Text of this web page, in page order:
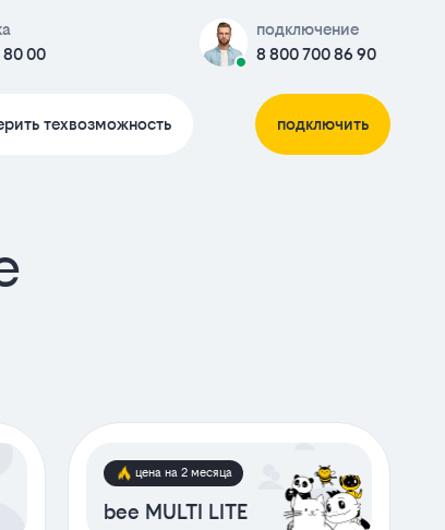
80 00
подключение
8 800 700 86 90
техвозможность подключить
цена на 2 месяца
bee MULTI LITE